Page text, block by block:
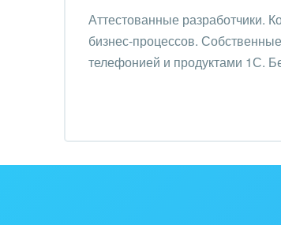
Внедрение Бизнес-
процессов
Аттестованные разработчики.
бизнес-процессов.
телефонией и продуктами 1С.